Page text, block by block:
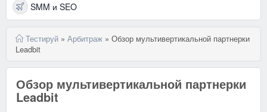
SMM и SEO
Тестируй » Арбитраж » Обзор мультивертикальной партнерки
Leadbit
Обзор мультивертикальной партнерки
Leadbit